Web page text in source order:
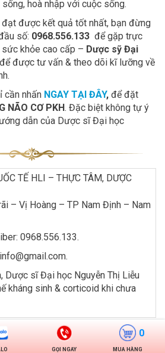
hoà nhập với cuộc sống.
được kết quả tốt nhất, bạn đừng
số: 0968.556.133 để gặp trực
khỏe cao cấp – Dược sỹ Đại
để được tư vấn & theo dõi kĩ lưỡng về
cần nhấn NGAY TẠI ĐÂY, để đặt
NÃO CƠ PKH. Đặc biệt không tự ý
dẫn của Dược sĩ Đại học
TẾ HLI – THỰC TÂM, DƯỢC
– Vị Hoàng – TP Nam Định – Nam
0968.556.133.
Dược sĩ Đại học Nguyễn Thị Liễu
kháng sinh & corticoid khi chưa
GỌI NGAY
0
MUA HÀNG